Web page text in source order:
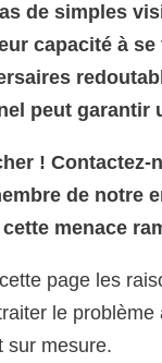
de simples
capacité à
peut garantir
! Contactez-
de notre
menace
page les
le
sur mesure.